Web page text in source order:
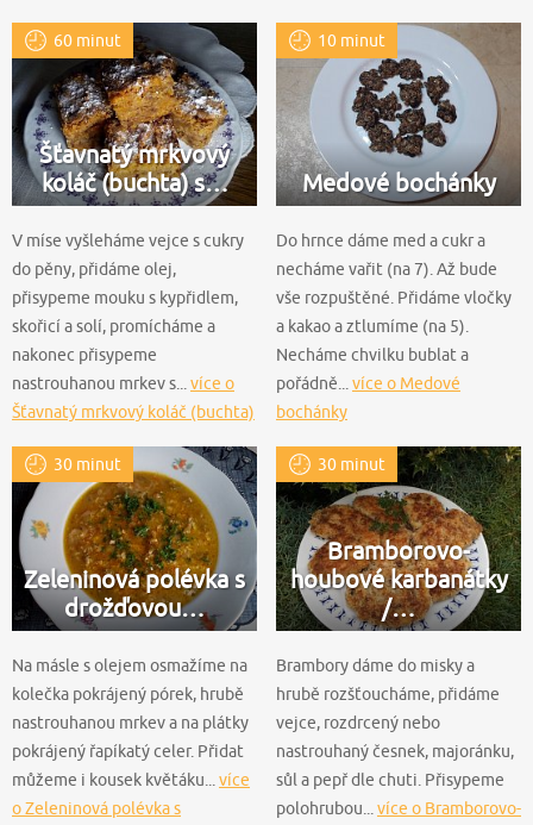
60 minut
Šťavnatý mrkvový
koláč (buchta) s…
V míse vyšleháme vejce s cukry
do pěny, přidáme olej,
přisypeme mouku s kypřidlem,
skořicí a solí, promícháme a
nakonec přisypeme
nastrouhanou mrkev s...více o
Šťavnatý mrkvový koláč (buchta)
Lidky
10 minut
Medové bochánky
Do hrnce dáme med a cukr a
necháme vařit (na 7). Až bude
vše rozpuštěné. Přidáme vločky
a kakao a ztlumíme (na 5).
Necháme chvilku bublat a
pořádně...více o Medové
bochánky
30 minut
Zeleninová polévka s
drožďovou…
Na másle s olejem osmažíme na
kolečka pokrájený pórek, hrubě
nastrouhanou mrkev a na plátky
pokrájený řapíkatý celer. Přidat
můžeme i kousek květáku... více
o Zeleninová polévka s
30 minut
Bramborovo-
houbové karbanátky
/…
Brambory dáme do misky a
hrubě rozšťoucháme, přidáme
vejce, rozdrcený nebo
nastrouhaný česnek, majoránku,
sůl a pepř dle chuti. Přisypeme
polohrubou... více o Bramborovo-